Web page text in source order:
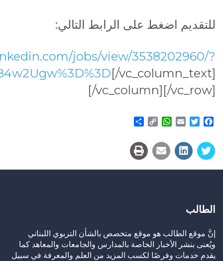
للتقديم اضغط على الرابط التالي:
jobs/view/3538202960/?
[/vc_column_text]
[/vc_column][/vc_row]
Facebook
Twitter
Email
WhatsApp
Copy
الطالب
إنَّ موقع الطالب هو موقع متخصص بالشأن التربوي اللبناني
ويُعنى بنشر الأخبار الخاصة بالمدارس والجامعات والمعاهد كما
يقدم خدمات وفرصًا لكسب المزيد من العلم والمعرفة في سبيل